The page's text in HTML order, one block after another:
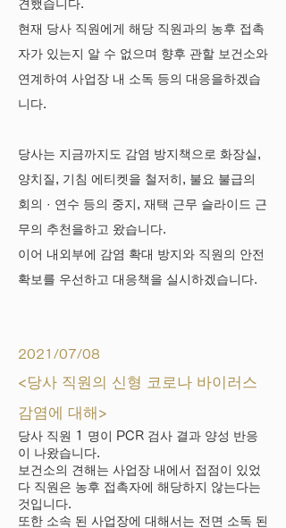
견했습니다.
현재 당사 직원에게 해당 직원과의 농후 접촉
자가 있는지 알 수 없으며 향후 관할 보건소와
연계하여 사업장 내 소독 등의 대응을하겠습
니다.
당사는 지금까지도 감염 방지책으로 화장실,
양치질, 기침 에티켓을 철저히, 불요 불급의
회의 · 연수 등의 중지, 재택 근무 슬라이드 근
무의 추천을하고 왔습니다.
이어 내외부에 감염 확대 방지와 직원의 안전
확보를 우선하고 대응책을 실시하겠습니다.
2021/07/08
<당사 직원의 신형 코로나 바이러스
감염에 대해>
당사 직원 1 명이 PCR 검사 결과 양성 반응
이 나왔습니다.
보건소의 견해는 사업장 내에서 접점이 있었
다 직원은 농후 접촉자에 해당하지 않는다는
것입니다.
또한 소속 된 사업장에 대해서는 전면 소독 된